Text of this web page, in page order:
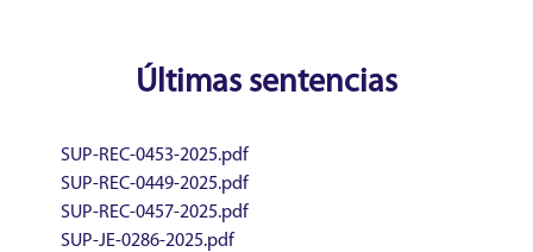
Últimas sentencias
SUP-REC-0453-2025.pdf
SUP-REC-0449-2025.pdf
SUP-REC-0457-2025.pdf
SUP-JE-0286-2025.pdf